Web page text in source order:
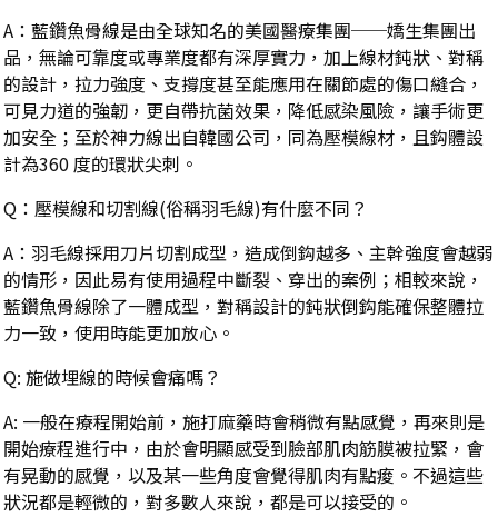
A：藍鑽魚骨線是由全球知名的美國醫療集團──嬌生集團出
品，無論可靠度或專業度都有深厚實力，加上線材鈍狀、對稱
的設計，拉力強度、支撐度甚至能應用在關節處的傷口縫合，
可見力道的強韌，更自帶抗菌效果，降低感染風險，讓手術更
加安全；至於神力線出自韓國公司，同為壓模線材，且鈎體設
計為360 度的環狀尖刺。
Q：壓模線和切割線(俗稱羽毛線)有什麼不同？
A：羽毛線採用刀片切割成型，造成倒鈎越多、主幹強度會越弱
的情形，因此易有使用過程中斷裂、穿出的案例；相較來說，
藍鑽魚骨線除了一體成型，對稱設計的鈍狀倒鈎能確保整體拉
力一致，使用時能更加放心。
Q: 施做埋線的時候會痛嗎？
A: 一般在療程開始前，施打麻藥時會稍微有點感覺，再來則是
開始療程進行中，由於會明顯感受到臉部肌肉筋膜被拉緊，會
有晃動的感覺，以及某一些角度會覺得肌肉有點痠。不過這些
狀況都是輕微的，對多數人來說，都是可以接受的。